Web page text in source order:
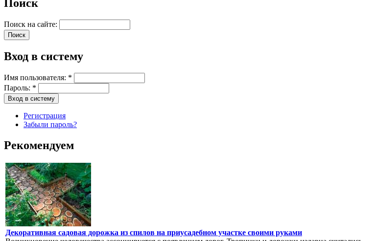
Поиск
Поиск на сайте:
Вход в систему
Имя пользователя: *
Пароль: *
Регистрация
Забыли пароль?
Рекомендуем
Декоративная садовая дорожка из спилов на приусадебном участке своими руками